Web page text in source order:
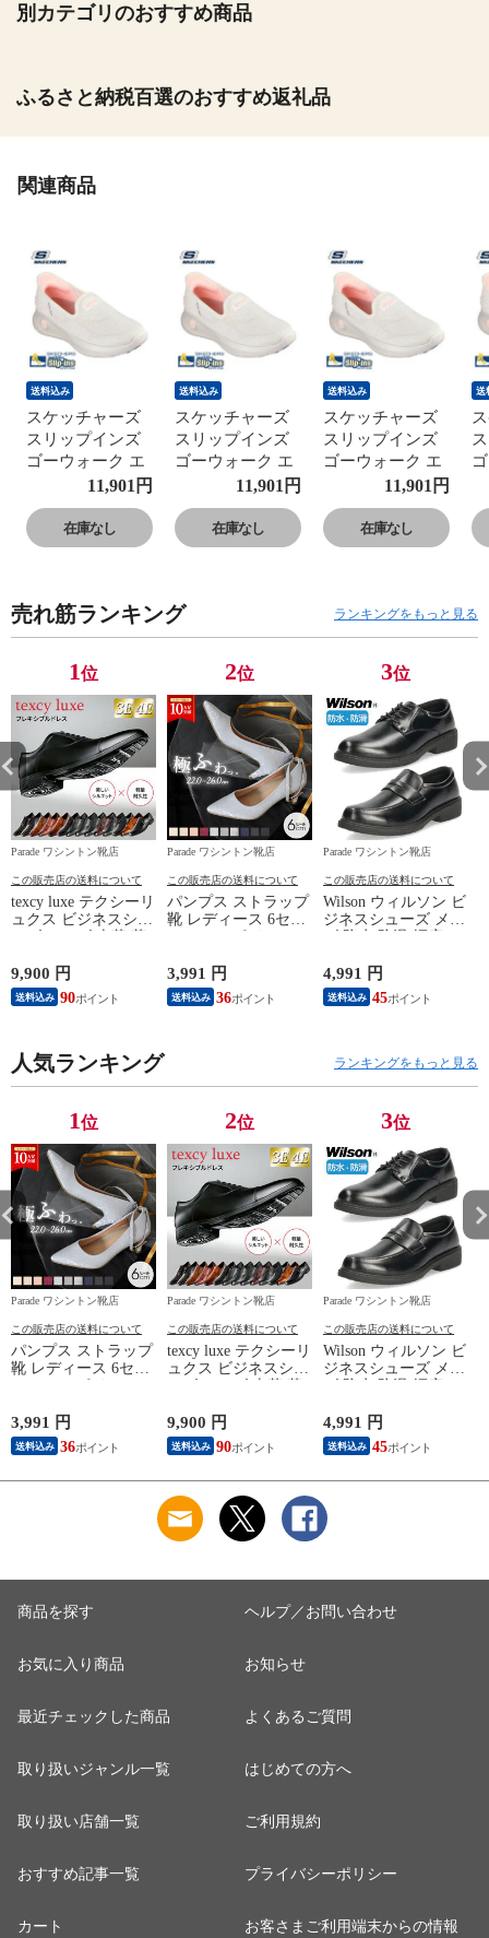
別カテゴリのおすすめ商品
ふるさと納税百選のおすすめ返礼品
関連商品
送料込み
スケッチャーズ
スリップインズ
ゴーウォーク エ
ニウエア 125079
NTPK ホワイト
レディース スリ
ッポン スニーカ
11,901 円
在庫なし
送料込み
スケッチャーズ
スリップインズ
ゴーウォーク エ
ニウエア 125079
NTPK ホワイト
レディース スリ
ッポン スニーカ
11,901 円
在庫なし
送料込み
スケッチャーズ
スリップインズ
ゴーウォーク エ
ニウエア 125079
NTPK ホワイト
レディース スリ
ッポン スニーカ
11,901 円
在庫なし
送
売れ筋ランキング ランキングをもっと見る
1位
Parade ワシントン靴店
この販売店の送料について
texcy luxe テクシーリ
ュクス ビジネスシュ
フレキシブルドレス
27.5cm TU7796（4E/
ブラック）
9,900 円
送料込み 90
2位
Parade ワシントン靴店
この販売店の送料について
パンプス ストラップ
靴 レディース 6セン
っ Parade 23.5cm ラ
イトグレーレース
3,991 円
送料込み 36
3位
Parade ワシントン靴店
この販売店の送料について
Wilson ウィルソン ビ
ジネスシューズ メン
8102（ローファー）
4,991 円
送料込み 45
人気ランキング ランキングをもっと見る
1位
Parade ワシントン靴店
この販売店の送料について
パンプス ストラップ
靴 レディース 6セン
っ Parade 23.5cm ラ
イトグレーレース
3,991 円
送料込み 36
2位
Parade ワシントン靴店
この販売店の送料について
texcy luxe テクシーリ
ュクス ビジネスシュ
フレキシブルドレス
27.5cm TU7796（4E/
ブラック）
9,900 円
送料込み 90
3位
Parade ワシントン靴店
この販売店の送料について
Wilson ウィルソン ビ
ジネスシューズ メン
8102（ローファー）
4,991 円
送料込み 45
商品を探す
お気に入り商品
最近チェックした商品
取り扱いジャンル一覧
取り扱い店舗一覧
おすすめ記事一覧
カート
ヘルプ／お問い合わせ
お知らせ
よくあるご質問
はじめての方へ
ご利用規約
プライバシーポリシー
お客さまご利用端末からの情報